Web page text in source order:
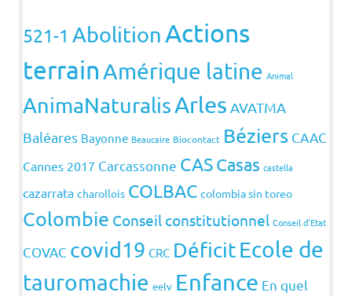
521-1 Abolition Actions
terrain Amérique latine Animal
AnimaNaturalisArles AVATMA
Baléares Bayonne Beaucaire Biocontact Béziers CAAC
Cannes 2017 Carcassonne CASCasas castella
cazarrata charollois COLBAC colombia sin toreo
Colombie Conseil constitutionnel Conseil d'Etat
COVAC covid19 CRC DéficitEcole de
tauromachie eelv Enfance En quel